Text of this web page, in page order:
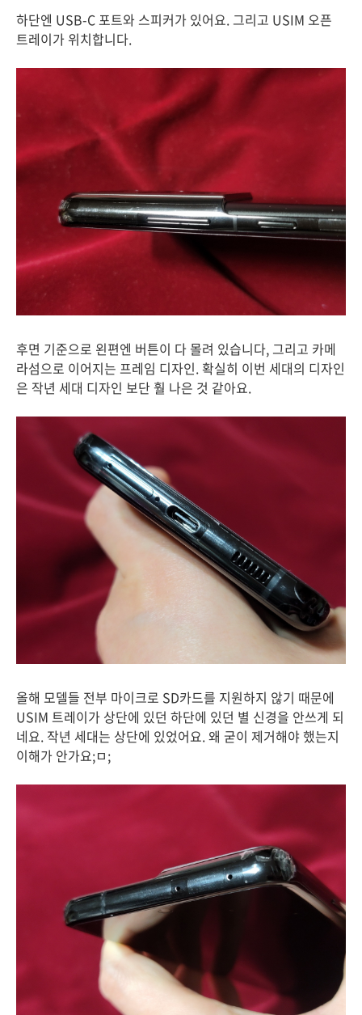
하단엔 USB-C 포트와 스피커가 있어요. 그리고 USIM 오픈
트레이가 위치합니다.
후면 기준으로 왼편엔 버튼이 다 몰려 있습니다, 그리고 카메
라섬으로 이어지는 프레임 디자인. 확실히 이번 세대의 디자인
은 작년 세대 디자인 보단 훨 나은 것 같아요.
올해 모델들 전부 마이크로 SD카드를 지원하지 않기 때문에
USIM 트레이가 상단에 있던 하단에 있던 별 신경을 안쓰게 되
네요. 작년 세대는 상단에 있었어요. 왜 굳이 제거해야 했는지
이해가 안가요;ㅁ;